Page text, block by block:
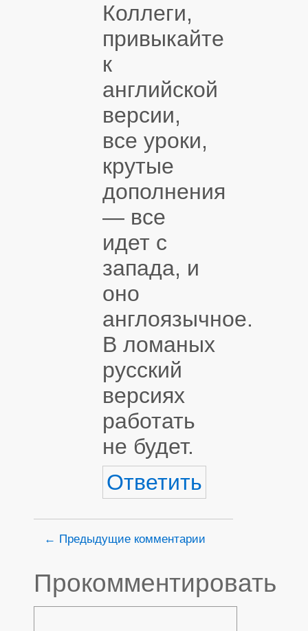
Коллеги,
привыкайте
к
английской
версии,
все уроки,
крутые
дополнения
— все
идет с
запада, и
оно
англоязычное.
В ломаных
русский
версиях
работать
не будет.
Ответить
← Предыдущие комментарии
Прокомментировать